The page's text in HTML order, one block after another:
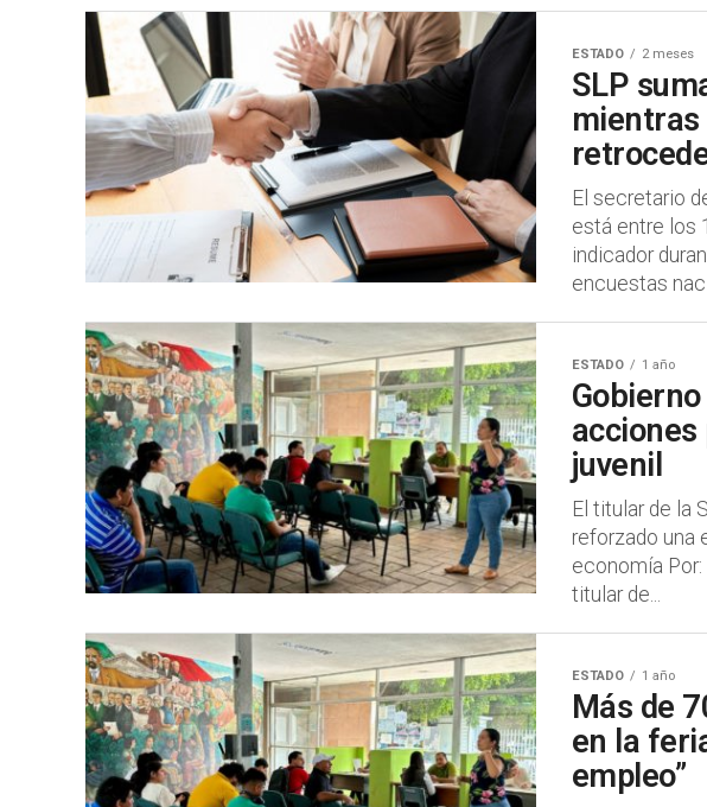
ESTADO 2 meses
SLP
mientras
El secretario
está entre los
indicador
encuestas
ESTADO 1 año
juvenil
El titular de la
reforzado una
economía
titular de...
ESTADO 1 año
Más de
en la
empleo”